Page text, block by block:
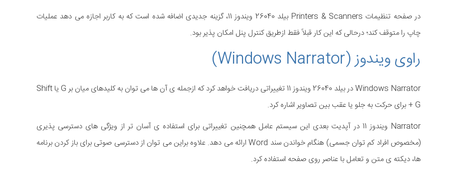
در صفحه تنظیمات Printers & Scanners بیلد 26040 ویندوز 11، گزینه جدیدی اضافه شده است که به کاربر اجازه می دهد عملیات
چاپ را متوقف کند؛ درحالی که این کار قبلاً فقط ازطریق کنترل پنل امکان پذیر بود.
راوی ویندوز (Windows Narrator)
Windows Narrator در بیلد 26040 ویندوز 11 تغییراتی دریافت خواهد کرد که ازجمله ی آن ها می توان به کلیدهای میان بر G یا Shift
+ G برای حرکت به جلو یا عقب بین تصاویر اشاره کرد.
Narrator ویندوز 11 در آپدیت بعدی این سیستم عامل همچنین تغییراتی برای استفاده ی آسان تر از ویژگی های دسترسی پذیری
(مخصوص افراد کم توان جسمی) هنگام خواندن سند Word ارائه می دهد. علاوه براین می توان از دسترسی صوتی برای باز کردن برنامه
ها، دیکته ی متن و تعامل با عناصر روی صفحه استفاده کرد.